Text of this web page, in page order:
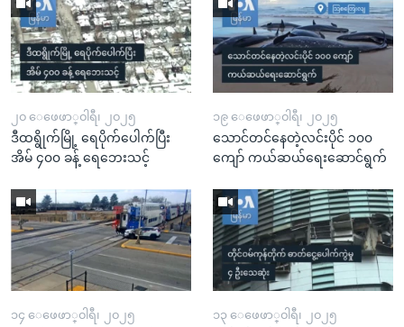
၂၀ ေဖေဖာ္၀ါရီ၊ ၂၀၂၅
ဒီထရွိုက်မြို့ ရေပိုက်ပေါက်ပြီး
အိမ် ၄၀၀ ခန့် ရေဘေးသင့်
၁၉ ေဖေဖာ္၀ါရီ၊ ၂၀၂၅
သောင်တင်နေတဲ့လင်းပိုင် ၁၀၀
ကျော် ကယ်ဆယ်ရေးဆောင်ရွက်
၁၄ ေဖေဖာ္၀ါရီ၊ ၂၀၂၅ ၁၃ ေဖေဖာ္၀ါရီ၊ ၂၀၂၅